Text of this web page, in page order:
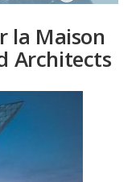
la Maison
Architects